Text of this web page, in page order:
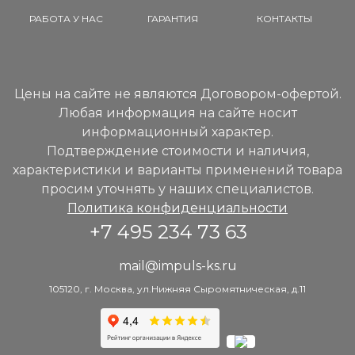
РАБОТА У НАС ГАРАНТИЯ КОНТАКТЫ
Цены на сайте не являются Договором-офертой.
Любая информация на сайте носит
информационный характер.
Подтверждение стоимости и наличия,
характеристики и варианты применений товара
просим уточнять у наших специалистов.
Политика конфиденциальности
+7 495 234 73 63
mail@impuls-ks.ru
105120, г. Москва, ул.Нижняя Сыромятническая, д.11